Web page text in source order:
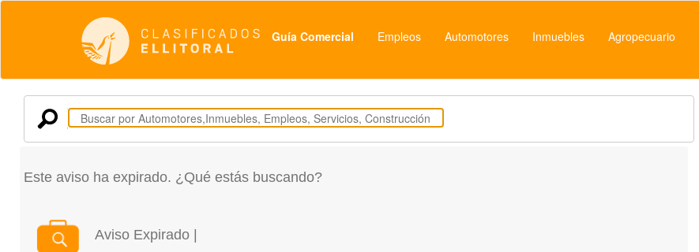
Guía Comercial Empleos Automotores Inmuebles Agropecuario
Este aviso ha expirado. ¿Qué estás buscando?
Aviso Expirado |